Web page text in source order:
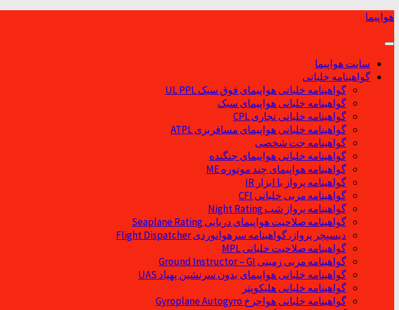
Skip
content
هواپیما
سایت هواپیما
گواهینامه خلبانی
گواهینامه خلبانی هواپیمای فوق سبک UL PPL
گواهینامه خلبانی هواپیمای سبک
گواهینامه خلبانی تجاری CPL
گواهینامه خلبانی هواپیمای مسافربری ATPL
گواهینامه جت شخصی
گواهینامه خلبانی هواپیمای جنگنده
گواهینامه هواپیمای چند موتوره ME
گواهینامه پرواز با ابزار IR
گواهینامه مربی خلبانی CFI
گواهینامه پرواز شب Night Rating
گواهینامه صلاحیت هواپیمای دریایی Seaplane Rating
دیسپچر پرواز، گواهینامه سرهوانوردی Flight Dispatcher
گواهینامه صلاحیت خلبانی MPL
گواهینامه مربی زمینی Ground Instructor – GI
گواهینامه خلبانی هواپیمای بدون سرنشین پهپاد UAS
گواهینامه خلبانی هلیکوپتر
گواهینامه خلبانی هواچرخ Gyroplane Autogyro